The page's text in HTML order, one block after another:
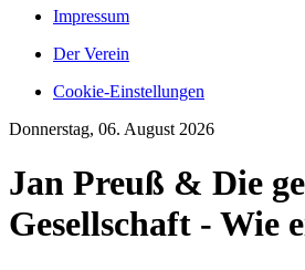
Impressum
Der Verein
Cookie-Einstellungen
Donnerstag, 06. August 2026
Jan Preuß & Die
Gesellschaft - Wie